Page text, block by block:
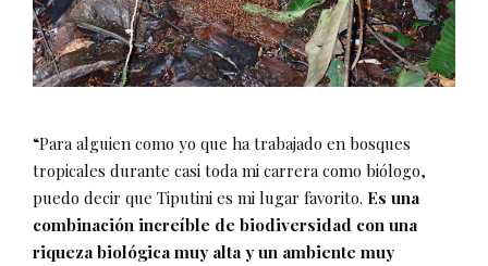
“Para alguien como yo que ha trabajado en bosques
tropicales durante casi toda mi carrera como biólogo,
puedo decir que Tiputini es mi lugar favorito. Es una
combinación increíble de biodiversidad con una
riqueza biológica muy alta y un ambiente muy